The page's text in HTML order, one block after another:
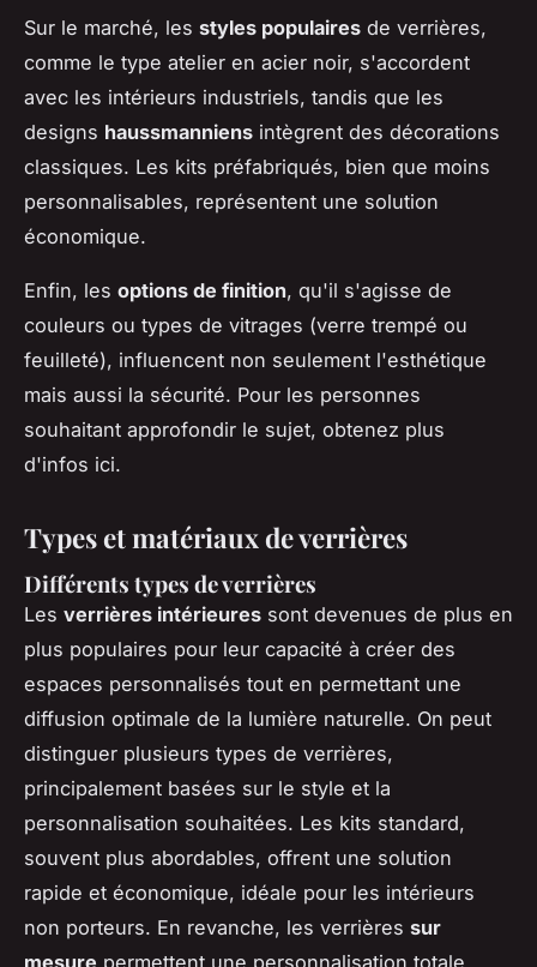
Sur le marché, les styles populaires de verrières,
comme le type atelier en acier noir, s'accordent
avec les intérieurs industriels, tandis que les
designs haussmanniens intègrent des décorations
classiques. Les kits préfabriqués, bien que moins
personnalisables, représentent une solution
économique.
Enfin, les options de finition, qu'il s'agisse de
couleurs ou types de vitrages (verre trempé ou
feuilleté), influencent non seulement l'esthétique
mais aussi la sécurité. Pour les personnes
souhaitant approfondir le sujet, obtenez plus
d'infos ici.
Types et matériaux de verrières
Différents types de verrières
Les verrières intérieures sont devenues de plus en
plus populaires pour leur capacité à créer des
espaces personnalisés tout en permettant une
diffusion optimale de la lumière naturelle. On peut
distinguer plusieurs types de verrières,
principalement basées sur le style et la
personnalisation souhaitées. Les kits standard,
souvent plus abordables, offrent une solution
rapide et économique, idéale pour les intérieurs
non porteurs. En revanche, les verrières sur
mesure permettent une personnalisation totale